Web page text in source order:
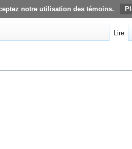
notre utilisation des témoins.
Lire